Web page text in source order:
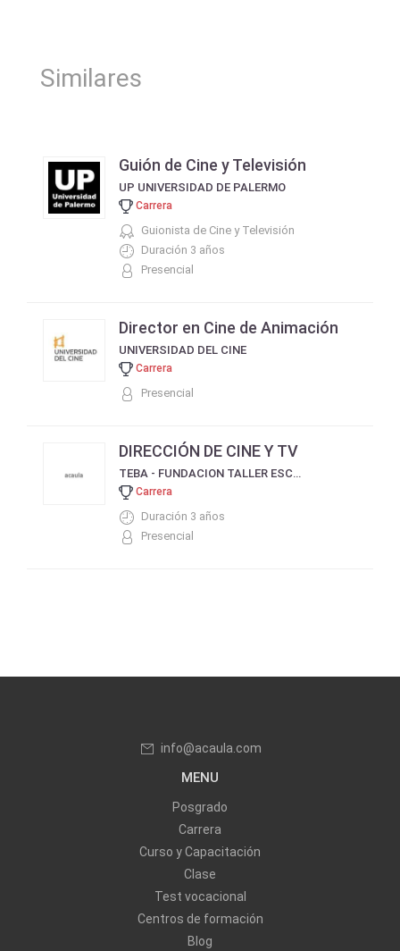
Similares
Guión de Cine y Televisión
UP UNIVERSIDAD DE PALERMO
Carrera
Guionista de Cine y Televisión
Duración 3 años
Presencial
Director en Cine de Animación
UNIVERSIDAD DEL CINE
Carrera
Presencial
DIRECCIÓN DE CINE Y TV
TEBA - FUNDACION TALLER ESCUELA DE BUENOS AIRES
Carrera
Duración 3 años
Presencial
info@acaula.com
MENU
Posgrado
Carrera
Curso y Capacitación
Clase
Test vocacional
Centros de formación
Blog